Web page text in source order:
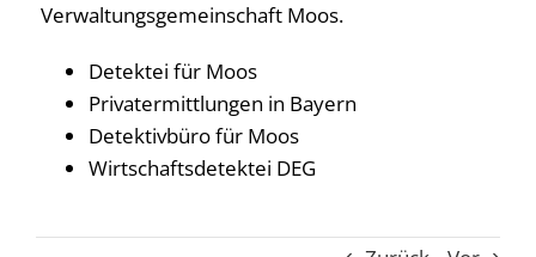
Verwaltungsgemeinschaft Moos.
Detektei für Moos
Privatermittlungen in Bayern
Detektivbüro für Moos
Wirtschaftsdetektei DEG